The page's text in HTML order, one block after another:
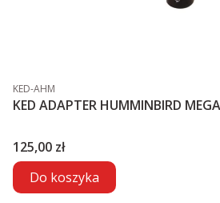
Kod produktu
KED-AHM
KED ADAPTER HUMMINBIRD
Cena
125,00 zł
Do koszyka